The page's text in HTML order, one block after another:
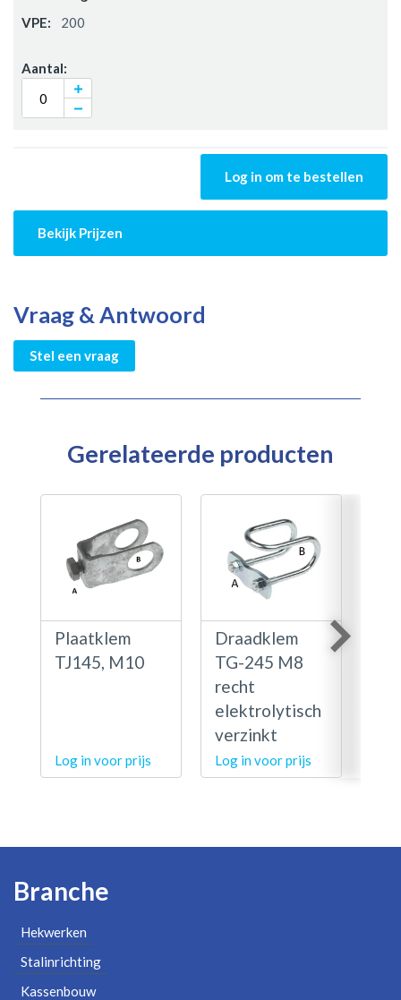
200
Log in om te bestellen
Bekijk Prijzen
Vraag & Antwoord
Stel een vraag
Gerelateerde producten
Plaatklem
TJ145, M10
Log in voor prijs
Draadklem
TG-245 M8
recht
elektrolytisch
verzinkt
Log in voor prijs
Branche
Hekwerken
Stalinrichting
Kassenbouw